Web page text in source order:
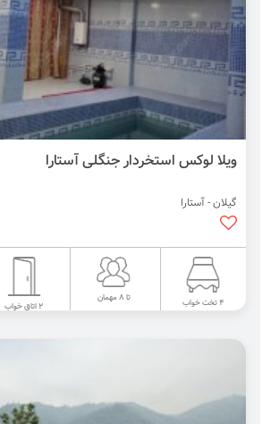
ویلا لوکس استخردار جنگلی آستارا
گیلان - آستارا
4 تخت خواب تا 8 مهمان
2 اتاق خواب